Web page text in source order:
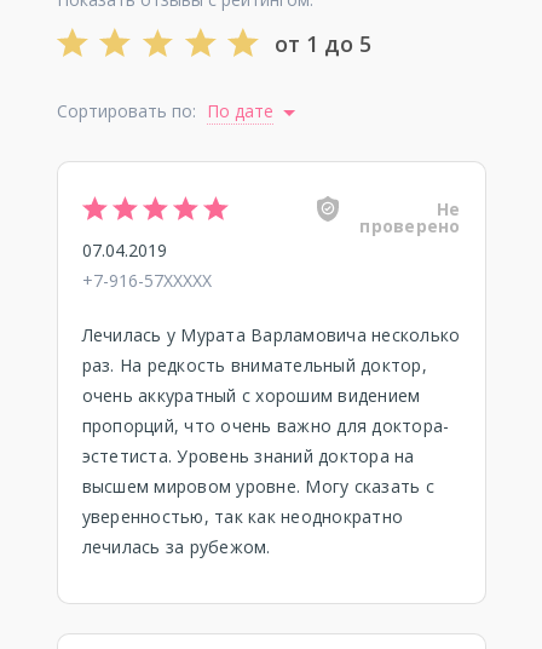
от 1 до 5
Сортировать по: По дате
Не
проверено
07.04.2019
+7-916-57XXXXX
Лечилась у Мурата Варламовича несколько
раз. На редкость внимательный доктор,
очень аккуратный с хорошим видением
пропорций, что очень важно для доктора-
эстетиста. Уровень знаний доктора на
высшем мировом уровне. Могу сказать с
уверенностью, так как неоднократно
лечилась за рубежом.